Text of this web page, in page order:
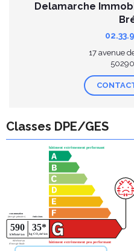
Delamarche
17 avenue
Classes DPE/GES